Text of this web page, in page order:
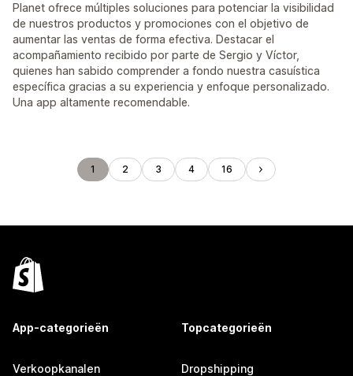
Planet ofrece múltiples soluciones para potenciar la visibilidad
de nuestros productos y promociones con el objetivo de
aumentar las ventas de forma efectiva. Destacar el
acompañamiento recibido por parte de Sergio y Víctor,
quienes han sabido comprender a fondo nuestra casuística
específica gracias a su experiencia y enfoque personalizado.
Una app altamente recomendable.
1 2 3 4 16
App-categorieën
Verkoopkanalen
Topcategorieën
Dropshipping